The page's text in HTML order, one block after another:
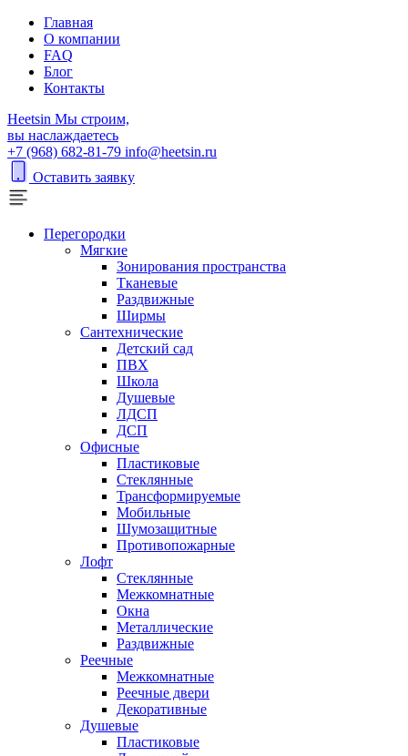
Главная
О компании
FAQ
Блог
Контакты
Heetsin Мы строим,
вы наслаждаетесь
+7 (968) 682-81-79 info@heetsin.ru
Оставить заявку
Перегородки
Мягкие
Зонирования пространства
Тканевые
Раздвижные
Ширмы
Сантехнические
Детский сад
ПВХ
Школа
Душевые
ЛДСП
ДСП
Офисные
Пластиковые
Стеклянные
Трансформируемые
Мобильные
Шумозащитные
Противопожарные
Лофт
Стеклянные
Межкомнатные
Окна
Металлические
Раздвижные
Реечные
Межкомнатные
Реечные двери
Декоративные
Душевые
Пластиковые